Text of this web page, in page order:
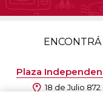
Plaza
18 de Julio 872